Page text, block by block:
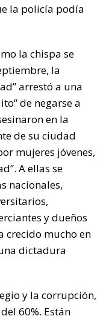
la policía podía
la chispa se
la
arrestó a una
de negarse a
en la
de su ciudad
mujeres jóvenes,
A ellas se
nacionales,
y dueños
crecido mucho en
dictadura
y la corrupción,
60%. Están